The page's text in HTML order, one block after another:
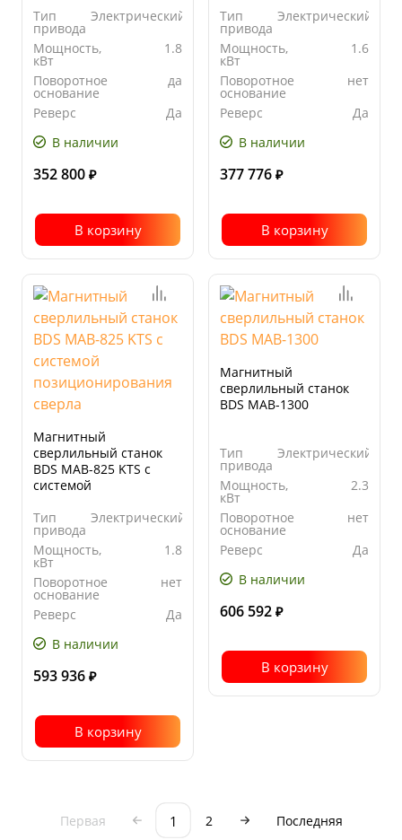
Тип
привода
Электрический
Мощность,
кВт
1.8
Поворотное
основание
да
Реверс
Да
В наличии
352 800 ₽
В корзину
Тип
привода
Электрический
Мощность,
кВт
1.6
Поворотное
основание
нет
Реверс
Да
В наличии
377 776 ₽
В корзину
Магнитный
сверлильный станок
BDS MAB-825 KTS с
системой
сверла
Тип
привода
Электрический
Мощность,
кВт
1.8
Поворотное
основание
нет
Реверс
Да
В наличии
593 936 ₽
В корзину
Магнитный
сверлильный станок
BDS MAB-1300
Тип
привода
Электрический
Мощность,
кВт
2.3
Поворотное
основание
нет
Реверс
Да
В наличии
606 592 ₽
В корзину
Первая 1 2 Последняя